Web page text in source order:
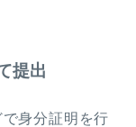
提出
身分証明を行